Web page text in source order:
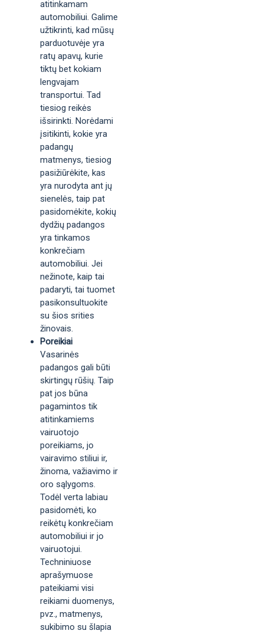
atitinkamam
automobiliui. Galime
užtikrinti, kad mūsų
parduotuvėje yra
ratų apavų, kurie
tiktų bet kokiam
lengvajam
transportui. Tad
tiesiog reikės
išsirinkti. Norėdami
įsitikinti, kokie yra
padangų
matmenys, tiesiog
pasižiūrėkite, kas
yra nurodyta ant jų
sienelės, taip pat
pasidomėkite, kokių
dydžių padangos
yra tinkamos
konkrečiam
automobiliui. Jei
nežinote, kaip tai
padaryti, tai tuomet
pasikonsultuokite
su šios srities
žinovais.
Poreikiai
Vasarinės
padangos gali būti
skirtingų rūšių. Taip
pat jos būna
pagamintos tik
atitinkamiems
vairuotojo
poreikiams, jo
vairavimo stiliui ir,
žinoma, važiavimo ir
oro sąlygoms.
Todėl verta labiau
pasidomėti, ko
reikėtų konkrečiam
automobiliui ir jo
vairuotojui.
Techniniuose
aprašymuose
pateikiami visi
reikiami duomenys,
pvz., matmenys,
sukibimo su šlapia